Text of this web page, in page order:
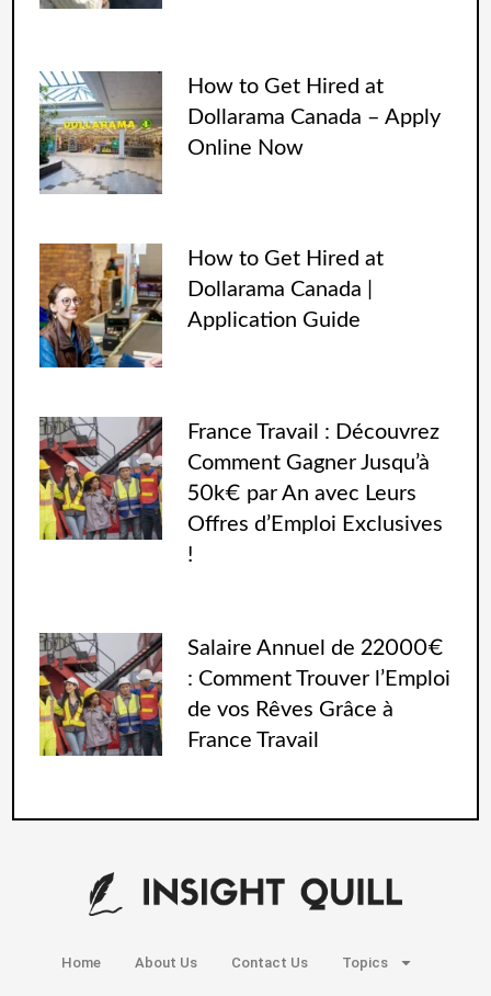
How to Get Hired at
Dollarama Canada – Apply
Online Now
How to Get Hired at
Dollarama Canada |
Application Guide
France Travail : Découvrez
Comment Gagner Jusqu’à
50k€ par An avec Leurs
Offres d’Emploi Exclusives
!
Salaire Annuel de 22000€
: Comment Trouver l’Emploi
de vos Rêves Grâce à
France Travail
Home About Us Contact Us Topics